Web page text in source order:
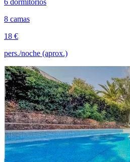
6 dormitorios
8 camas
18 €
pers./noche (aprox.)